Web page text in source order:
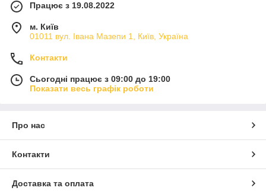
Працює з 19.08.2022
м. Київ
01011 вул. Івана Мазепи 1, Київ, Україна
Контакти
Сьогодні працює з 09:00 до 19:00
Показати весь графік роботи
Про нас
Контакти
Доставка та оплата